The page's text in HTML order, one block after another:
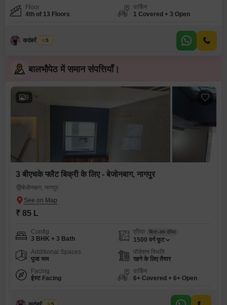
Floor
4th of 13 Floors
पार्किंग
1 Covered + 3 Open
कदंबरी मेश्राम
5
बालभौपेठ में समान संपत्तियाँ।
9
3 बीएचके फ्लैट बिक्री के लिए - बेजोनबाग, नागपुर
बेजोनबाग, नागपुर
₹ 85 L
Config
3 BHK + 3 Bath
एरिया बिल्ट-अप एरिया
1500 वर्ग फुट
Additional Spaces
पूजा रूम
पॉसेशन स्थिति
रहने के लिए तैयार
Facing
ईस्ट Facing
पार्किंग
6+ Covered + 6+ Open